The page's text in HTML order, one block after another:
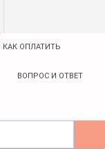
КАК ОПЛАТИТЬ
ВОПРОС И ОТВЕТ